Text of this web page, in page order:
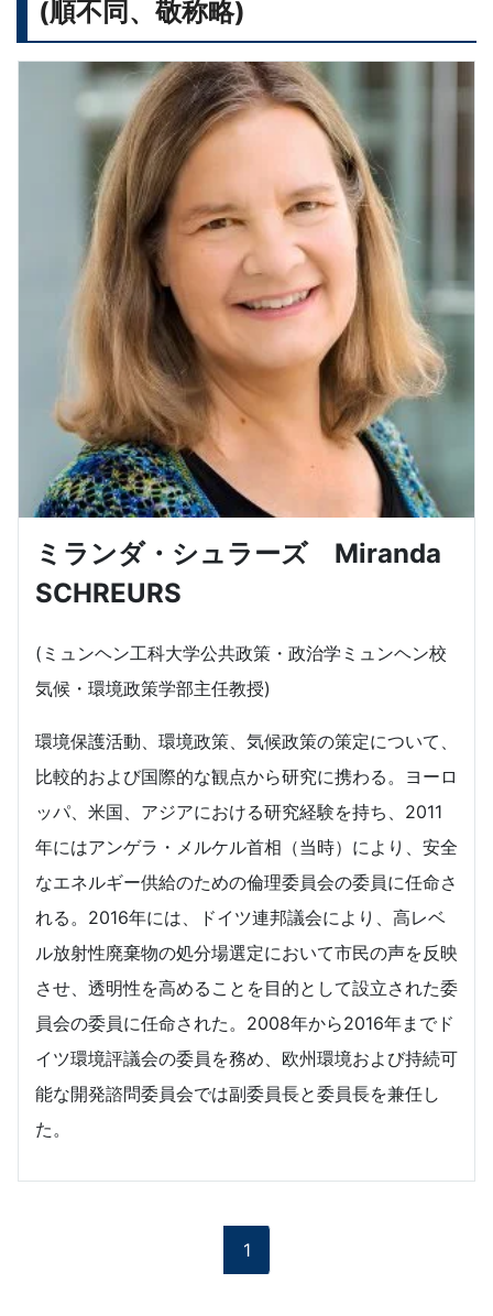
(順不同、敬称略)
ミランダ・シュラーズ Miranda
SCHREURS
(ミュンヘン工科大学公共政策・政治学ミュンヘン校
気候・環境政策学部主任教授)
環境保護活動、環境政策、気候政策の策定について、
比較的および国際的な観点から研究に携わる。ヨーロ
ッパ、米国、アジアにおける研究経験を持ち、2011
年にはアンゲラ・メルケル首相（当時）により、安全
なエネルギー供給のための倫理委員会の委員に任命さ
れる。2016年には、ドイツ連邦議会により、高レベ
ル放射性廃棄物の処分場選定において市民の声を反映
させ、透明性を高めることを目的として設立された委
員会の委員に任命された。2008年から2016年までド
イツ環境評議会の委員を務め、欧州環境および持続可
能な開発諮問委員会では副委員長と委員長を兼任し
た。
1